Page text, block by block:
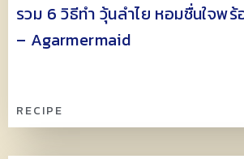
รวม 6 วิธีทำ วุ้นลำไย หอมชื่นใจพ
– Agarmermaid
RECIPE